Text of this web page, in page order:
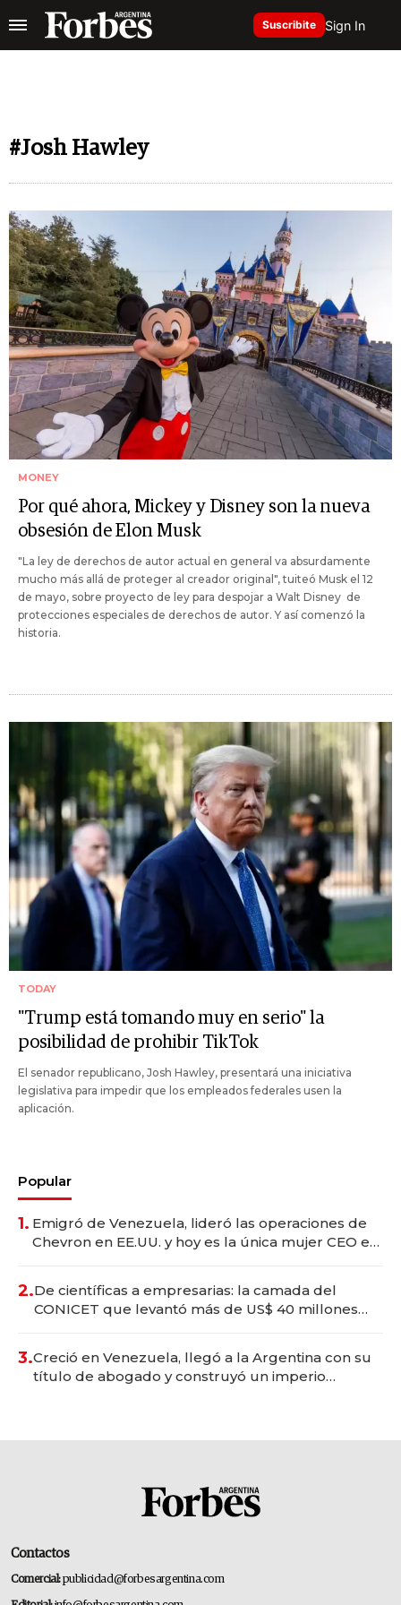
Suscribite Sign In
#Josh Hawley
MONEY
Por qué ahora, Mickey y Disney son la nueva
obsesión de Elon Musk
"La ley de derechos de autor actual en general va absurdamente
mucho más allá de proteger al creador original", tuiteó Musk el 12
de mayo, sobre proyecto de ley para despojar a Walt Disney de
protecciones especiales de derechos de autor. Y así comenzó la
historia.
TODAY
"Trump está tomando muy en serio" la
posibilidad de prohibir TikTok
El senador republicano, Josh Hawley, presentará una iniciativa
legislativa para impedir que los empleados federales usen la
aplicación.
Popular
1. Emigró de Venezuela, lideró las operaciones de
Chevron en EE.UU. y hoy es la única mujer CEO en
2.De científicas a empresarias: la camada del
CONICET que levantó más de US$ 40 millones
3.Creció en Venezuela, llegó a la Argentina con su
título de abogado y construyó un imperio
Contactos
Comercial:publicidad@forbesargentina.com